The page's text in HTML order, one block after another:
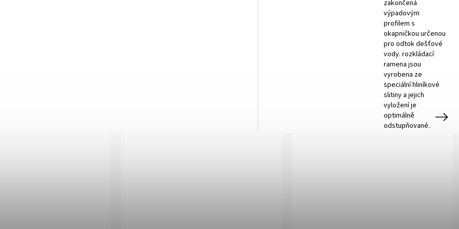
zakončená
výpadovým
profilem s
okapničkou určenou
pro odtok dešťové
vody. rozkládací
ramena jsou
vyrobena ze
speciální hliníkové
slitiny a jejich
vyložení je
optimálně
odstupňované.
Next